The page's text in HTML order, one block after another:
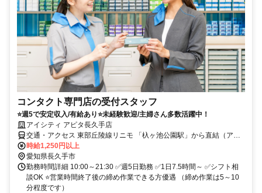
コンタクト専門店の受付スタッフ
⭐週5で安定収入/有給あり⭐未経験歓迎/主婦さん多数活躍中！
アイシティ アピタ長久手店
交通・アクセス 東部丘陵線リニモ 「杁ヶ池公園駅」から直結（アピ
タ南口２F）
時給1,250円以上
愛知県長久手市
勤務時間詳細 10:00～21:30 ✅週5日勤務 ✅1日7.5時間～ ✅シフト相
談OK ⭐営業時間終了後の締め作業できる方優遇 （締め作業は5～10
分程度です）